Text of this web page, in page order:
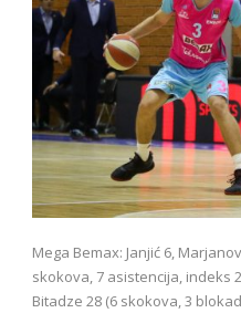
Mega Bemax: Janjić 6,
skokova, 7 asistencija, indeks
Bitadze 28 (6 skokova, 3